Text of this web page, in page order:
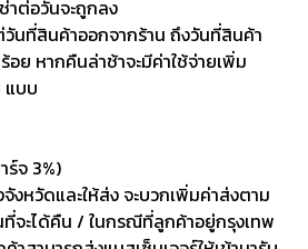
าต่อวันจะถูกลง
นที่สินค้าออกจากร้าน ถึงวันที่สินค้า
อย หากคืนล่าช้าจะมีค่าใช้จ่ายเพิ่ม
แบบ
จ 3%)
งหวัดและให้ส่ง จะบวกเพิ่มค่าส่งตาม
ที่จะได้คืน / ในกรณีที่ลูกค้าอยู่กรุงเทพ